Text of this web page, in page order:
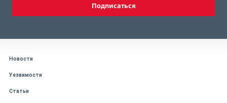
Подписаться
Новости
Уязвимости
Статьи